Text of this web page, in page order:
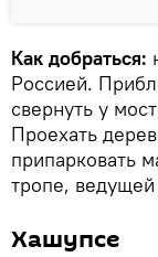
Как добраться:
Россией.
свернуть у
Проехать
припарковать
тропе,
Хашупсе